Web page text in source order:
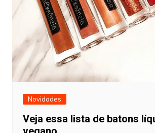
Novidades
Veja essa lista de batons